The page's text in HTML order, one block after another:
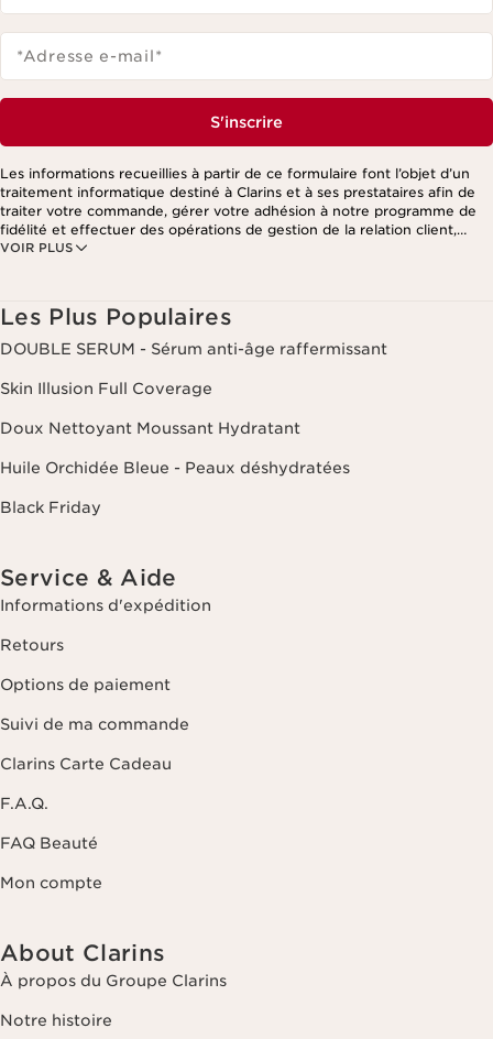
*Adresse e-mail*
S'inscrire
VOIR PLUS
Les informations recueillies à partir de ce formulaire font l’objet d’un
traitement informatique destiné à Clarins et à ses prestataires afin de
traiter votre commande, gérer votre adhésion à notre programme de
fidélité et effectuer des opérations de gestion de la relation client,
notamment pour vous adresser des offres personnalisées en fonction
Les Plus Populaires
DOUBLE SERUM - Sérum anti-âge raffermissant
Skin Illusion Full Coverage
Doux Nettoyant Moussant Hydratant
Huile Orchidée Bleue - Peaux déshydratées
Black Friday
Service & Aide
Informations d'expédition
Retours
Options de paiement
Suivi de ma commande
Clarins Carte Cadeau
F.A.Q.
FAQ Beauté
Mon compte
About Clarins
À propos du Groupe Clarins
Notre histoire